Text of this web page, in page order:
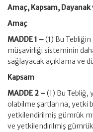
Amaç, Kapsam, Dayanak
Amaç
MADDE 1 –(1) Bu
müşavirliği sisteminin
sağlayacak açıklama ve
Kapsam
MADDE 2 –(1) Bu Tebliğ,
olabilme şartlarına, yetki
yetkilendirilmiş gümrük
ve yetkilendirilmiş